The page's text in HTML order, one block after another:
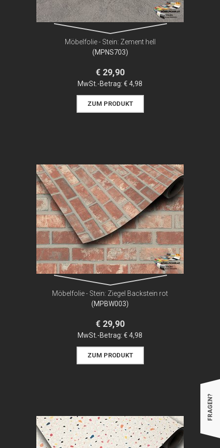
Möbelfolie - Stein: Zement hell
(MPNS703)
€ 29,90
MwSt.-Betrag: € 4,98
ZUM PRODUKT
Möbelfolie - Stein: Ziegel Backstein rot
(MPBW003)
€ 29,90
MwSt.-Betrag: € 4,98
ZUM PRODUKT
FRAGEN?